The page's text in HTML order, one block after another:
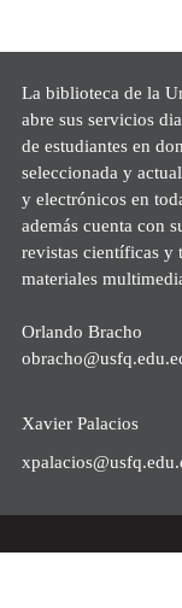
La biblioteca de la
abre sus servicios
de estudiantes en
seleccionada y
y electrónicos en
además cuenta con
revistas científicas y
materiales
Orlando Bracho
Xavier Palacios